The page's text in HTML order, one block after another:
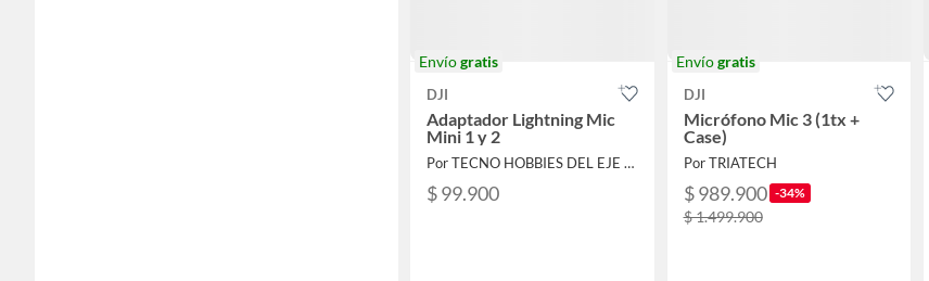
Envíogratis
DJI
Adaptador Lightning Mic
Mini 1 y 2
Por TECNO HOBBIES DEL EJE SAS
$ 99.900
Envíogratis
DJI
Micrófono Mic 3 (1tx +
Case)
Por TRIATECH
$ 989.900 -34%
$ 1.499.900